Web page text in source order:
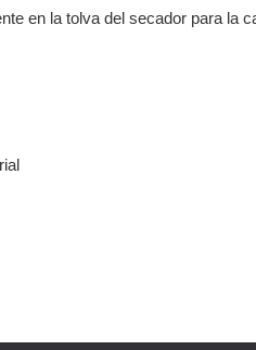
en la tolva del secador para la
300G